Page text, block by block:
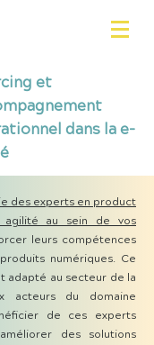
et
dans la e-
des experts en product
agilité au sein de vos
leurs compétences
numériques. Ce
adapté au secteur de la
acteurs du domaine
de ces experts
des solutions